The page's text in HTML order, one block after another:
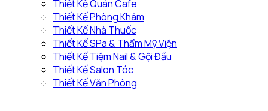
Thiết Kế Quán Cafe
Thiết Kế Phòng Khám
Thiết Kế Nhà Thuốc
Thiết Kế SPa & Thẩm Mỹ Viện
Thiết Kế Tiệm Nail & Gội Đầu
Thiết Kế Salon Tóc
Thiết Kế Văn Phòng